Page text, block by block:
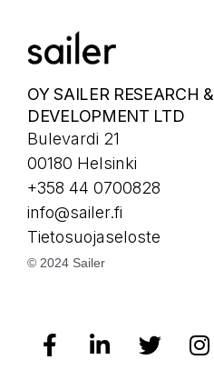
OY SAILER RESEARCH &
DEVELOPMENT LTD
Bulevardi 21
00180 Helsinki
+358 44 0700828
info@sailer.fi
Tietosuojaseloste
© 2024 Sailer